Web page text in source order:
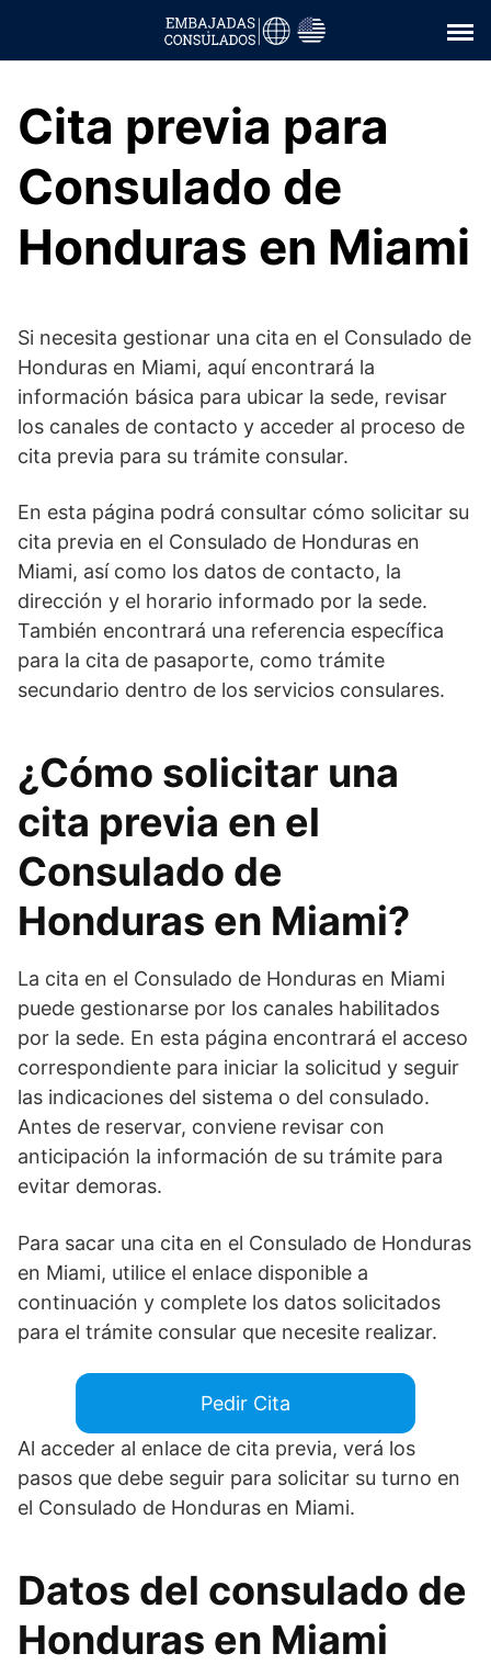
contenido
Cita previa para
Consulado de
Honduras en Miami
Si necesita gestionar una cita en el Consulado de
Honduras en Miami, aquí encontrará la
información básica para ubicar la sede, revisar
los canales de contacto y acceder al proceso de
cita previa para su trámite consular.
En esta página podrá consultar cómo solicitar su
cita previa en el Consulado de Honduras en
Miami, así como los datos de contacto, la
dirección y el horario informado por la sede.
También encontrará una referencia específica
para la cita de pasaporte, como trámite
secundario dentro de los servicios consulares.
¿Cómo solicitar una
cita previa en el
Consulado de
Honduras en Miami?
La cita en el Consulado de Honduras en Miami
puede gestionarse por los canales habilitados
por la sede. En esta página encontrará el acceso
correspondiente para iniciar la solicitud y seguir
las indicaciones del sistema o del consulado.
Antes de reservar, conviene revisar con
anticipación la información de su trámite para
evitar demoras.
Para sacar una cita en el Consulado de Honduras
en Miami, utilice el enlace disponible a
continuación y complete los datos solicitados
para el trámite consular que necesite realizar.
Pedir Cita
Al acceder al enlace de cita previa, verá los
pasos que debe seguir para solicitar su turno en
el Consulado de Honduras en Miami.
Datos del consulado de
Honduras en Miami